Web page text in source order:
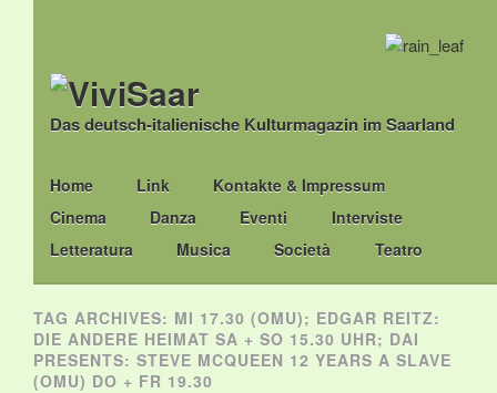
Das deutsch-italienische Kulturmagazin im Saarland
Main menu
Skip
to
content
Home Link
Kontakte & Impressum
Cinema
Danza Eventi
Interviste
Letteratura
Musica Società Teatro
TAG ARCHIVES: MI 17.30 (OMU); EDGAR REITZ:
DIE ANDERE HEIMAT SA + SO 15.30 UHR; DAI
PRESENTS: STEVE MCQUEEN 12 YEARS A SLAVE
(OMU) DO + FR 19.30